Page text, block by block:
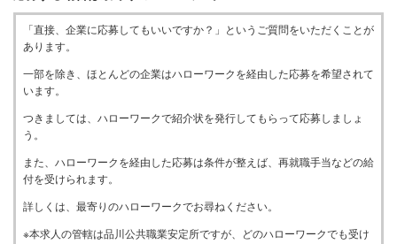
「直接、企業に応募してもいいですか？」というご質問をいただくことが
あります。
一部を除き、ほとんどの企業はハローワークを経由した応募を希望されて
います。
つきましては、ハローワークで紹介状を発行してもらって応募しましょ
う。
また、ハローワークを経由した応募は条件が整えば、再就職手当などの給
付を受けられます。
詳しくは、最寄りのハローワークでお尋ねください。
※本求人の管轄は品川公共職業安定所ですが、どのハローワークでも受け